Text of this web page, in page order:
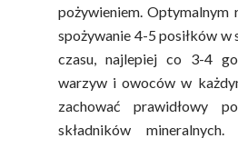
pożywieniem. Optymalnym
spożywanie 4-5 posiłków w
czasu, najlepiej co 3-4
warzyw i owoców w
zachować prawidłowy
składników